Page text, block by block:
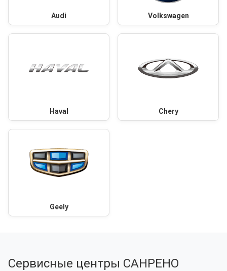
Audi Volkswagen
Haval Chery
Geely
Сервисные центры САНРЕНО